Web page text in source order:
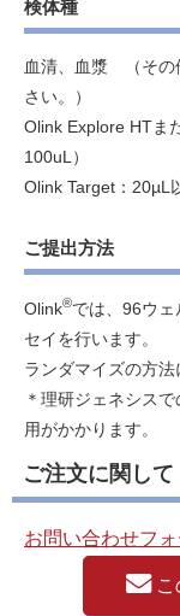
検体種
血清、血漿 （その
さい。）
Olink Explore HTま
100uL）
Olink Target：20µL
ご提出方法
Olink®では、96ウ
セイを行います。
ランダマイズの方法
＊理研ジェネシス
用がかかります。
ご注文に関して
お問い合わせフォ
こ